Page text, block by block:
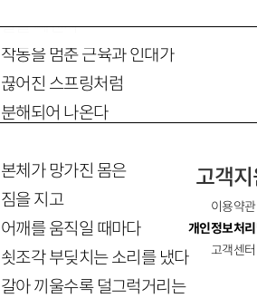
팔을 빼낸다
작동을 멈춘 근육과 인대가
끊어진 스프링처럼
분해되어 나온다
본체가 망가진 몸은
짐을 지고
어깨를 움직일 때마다
쇳조각 부딪치는 소리를 냈다
갈아 끼울수록 덜그럭거리는
고객
이용약관
개인정보처
고객센터